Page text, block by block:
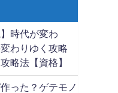
時代が変わ
わりゆく攻略
略法【資格】
った？ゲテモノ